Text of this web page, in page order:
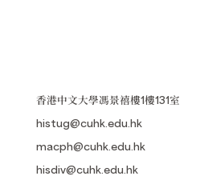
香港中文大學馮景禧樓1樓131室
histug@cuhk.edu.hk
macph@cuhk.edu.hk
hisdiv@cuhk.edu.hk